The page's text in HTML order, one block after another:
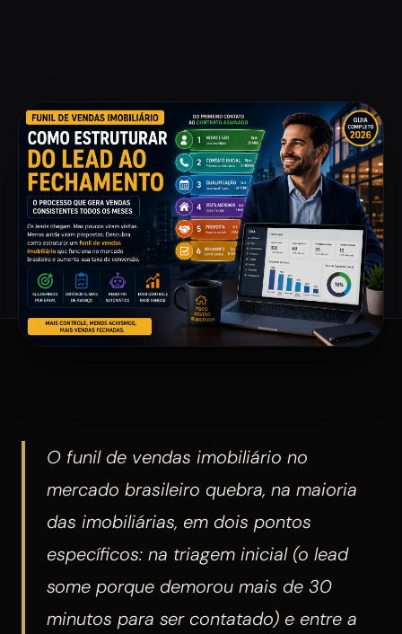
O funil de vendas imobiliário no
mercado brasileiro quebra, na maioria
das imobiliárias, em dois pontos
específicos: na triagem inicial (o lead
some porque demorou mais de 30
minutos para ser contatado) e entre a